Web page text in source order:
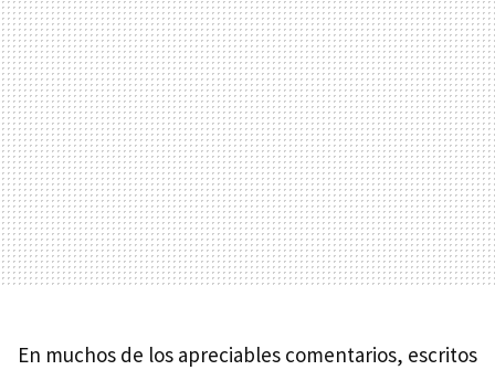
En muchos de los apreciables comentarios, escritos